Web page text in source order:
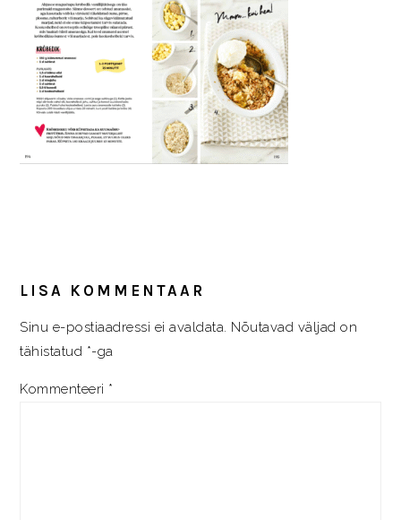
INTERACTIONS
LISA KOMMENTAAR
Sinu e-postiaadressi ei avaldata. Nõutavad väljad on
tähistatud *-ga
Kommenteeri *